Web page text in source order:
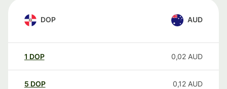
DOP AUD
1 DOP 0,02 AUD
5 DOP 0,12 AUD